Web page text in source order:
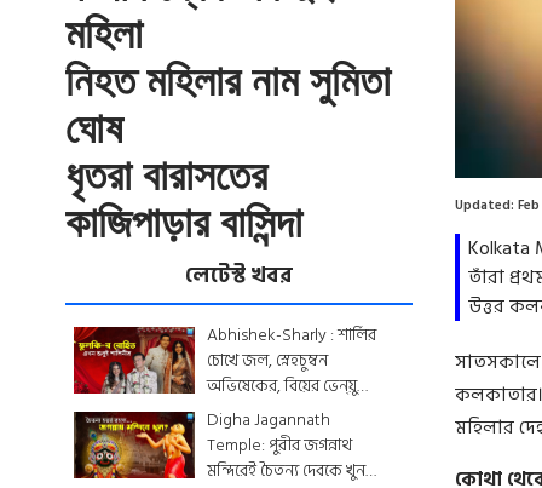
মহিলা
নিহত মহিলার নাম সুমিতা
ঘোষ
ধৃতরা বারাসতের
কাজিপাড়ার বাসিন্দা
লেটেস্ট খবর
Abhishek-Sharly : শার্লির
চোখে জল, স্নেহচুম্বন
অভিষেকের, বিয়ের ভেন্য়ু
থেকে মেনু...দেখে নিন
একঝলকে
Digha Jagannath
Temple: পুরীর জগন্নাথ
মন্দিরেই চৈতন্য দেবকে খুন
Kolkata
তাঁরা
উত্তর
Updated:
সাতসকালে
মহিলার
কোথা